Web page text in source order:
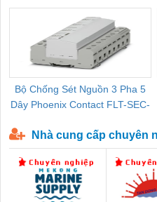
Bộ Chống Sét Nguồn 3 Pha 5
Dây Phoenix Contact FLT-SEC-
Nhà cung cấp chuyên